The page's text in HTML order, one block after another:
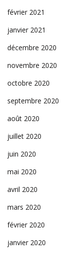
février 2021
janvier 2021
décembre 2020
novembre 2020
octobre 2020
septembre 2020
août 2020
juillet 2020
juin 2020
mai 2020
avril 2020
mars 2020
février 2020
janvier 2020